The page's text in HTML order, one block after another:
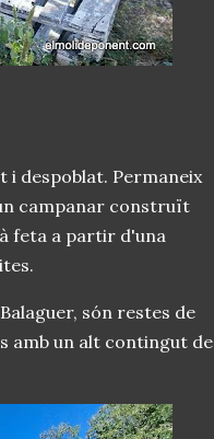
i despoblat. Permaneix
campanar construït
feta a partir d'una
són restes de
amb un alt contingut de